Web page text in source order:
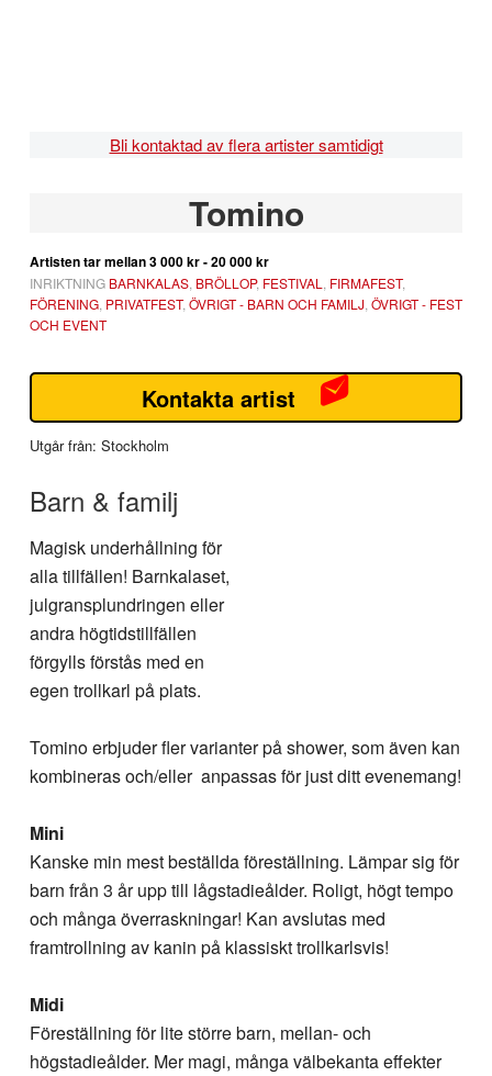
Bli kontaktad av flera artister samtidigt
Tomino
Artisten tar mellan3 000 kr - 20 000 kr
INRIKTNING BARNKALAS, BRÖLLOP, FESTIVAL, FIRMAFEST,
FÖRENING, PRIVATFEST,ÖVRIGT - BARN OCH FAMILJ,ÖVRIGT - FEST
OCH EVENT
Kontakta artist
Utgår från: Stockholm
Barn & familj
Magisk underhållning för
alla tillfällen! Barnkalaset,
julgransplundringen eller
andra högtidstillfällen
förgylls förstås med en
egen trollkarl på plats.
Tomino erbjuder fler varianter på shower, som även kan
kombineras och/eller anpassas för just ditt evenemang!
Mini
Kanske min mest beställda föreställning. Lämpar sig för
barn från 3 år upp till lågstadieålder. Roligt, högt tempo
och många överraskningar! Kan avslutas med
framtrollning av kanin på klassiskt trollkarlsvis!
Midi
Föreställning för lite större barn, mellan- och
högstadieålder. Mer magi, många välbekanta effekter